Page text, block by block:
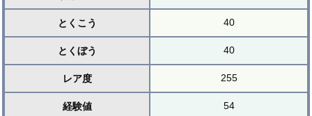
とくこう 40
とくぼう 40
レア度 255
経験値 54